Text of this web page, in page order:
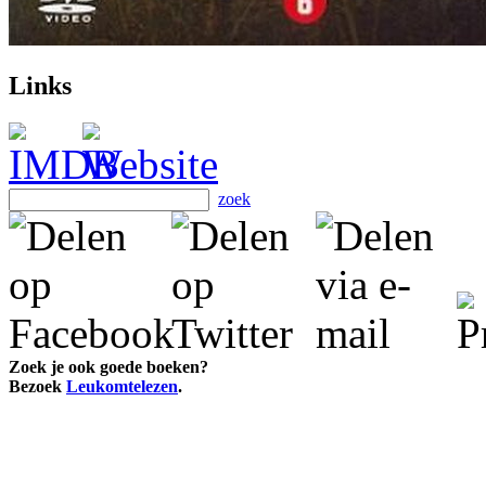
Links
zoek
Zoek je ook goede boeken?
Bezoek Leukomtelezen.